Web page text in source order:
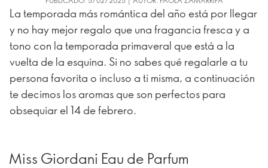
La temporada más romántica del año está por llegar
y no hay mejor regalo que una fragancia fresca y a
tono con la temporada primaveral que está a la
vuelta de la esquina. Si no sabes qué regalarle a tu
persona favorita o incluso a ti misma, a continuación
te decimos los aromas que son perfectos para
obsequiar el 14 de febrero.
Miss Giordani Eau de Parfum